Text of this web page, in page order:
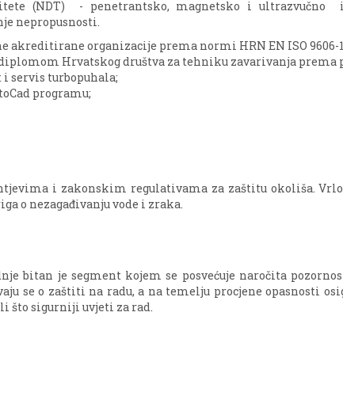
(NDT) - penetrantsko, magnetsko i
nepropusnosti.
organizacije prema normi HRN EN ISO 9606-
Hrvatskog društva za tehniku zavarivanja prema
servis turbopuhala;
programu;
i zakonskim regulativama za zaštitu okoliša.
o nezagađivanju vode i zraka.
bitan je segment kojem se posvećuje naročita
se o zaštiti na radu, a na temelju procjene opasnosti
što sigurniji uvjeti za rad.